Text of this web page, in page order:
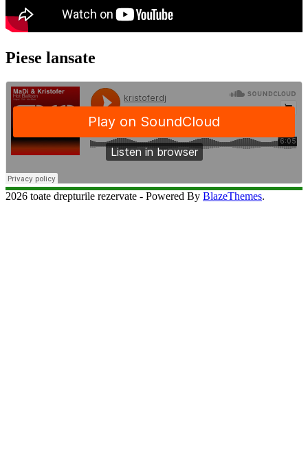
Piese lansate
2026 toate drepturile rezervate - Powered By BlazeThemes.